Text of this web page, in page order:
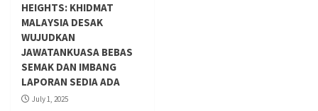
HEIGHTS: KHIDMAT
MALAYSIA DESAK
WUJUDKAN
JAWATANKUASA BEBAS
SEMAK DAN IMBANG
LAPORAN SEDIA ADA
July 1, 2025